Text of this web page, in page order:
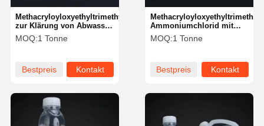
Methacryloyloxyethyltrimethyl
Ammoniumchlorid mit
farbloser bis hellgelber
Flüssigkeit und 3-
MOQ:1 Tonne
Bestpreis Kontakt
Methacryloyloxyethyltrimethylammoniumchlorid
zur Klärung von Abwasser
und Leder
MOQ:1 Tonne
Bestpreis Kontakt